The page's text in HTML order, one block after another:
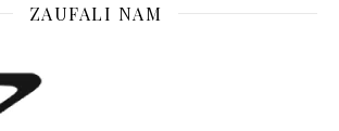
ZAUFALI NAM